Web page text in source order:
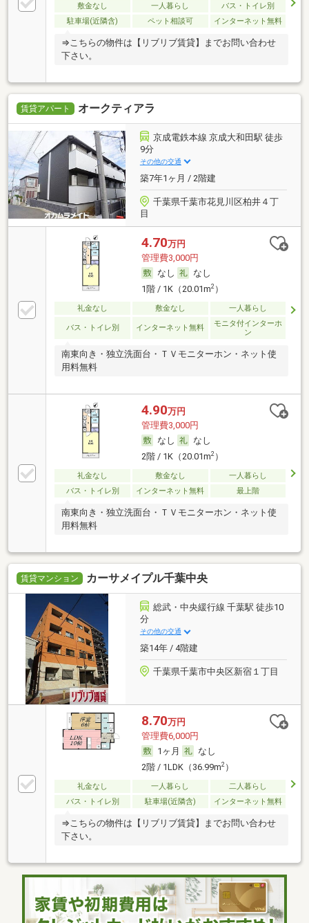
敷金なし 一人暮らし
バス・トイレ別
駐車場(近隣含)
ペット相談可 インターネット無料
⇒こちらの物件は【リブリブ賃貸】までお問い合わせ
下さい。
賃貸アパート オークティアラ
京成電鉄本線 京成大和田駅 徒歩
9分
その他の交通
築7年1ヶ月 / 2階建
千葉県千葉市花見川区柏井４丁
目
4.70万円
管理費3,000円
なし
なし
1階 / 1K（20.01m2）
礼金なし 敷金なし 一人暮らし
バス・トイレ別 インターネット無料
モニタ付インターホ
ン
南東向き・独立洗面台・ＴＶモニターホン・ネット使
用料無料
4.90万円
管理費3,000円
なし
なし
2階 / 1K（20.01m2）
礼金なし 敷金なし
一人暮らし
バス・トイレ別
インターネット無料 最上階
南東向き・独立洗面台・ＴＶモニターホン・ネット使
用料無料
賃貸マンション カーサメイプル千葉中央
総武・中央緩行線 千葉駅 徒歩10
分
その他の交通
築14年 / 4階建
千葉県千葉市中央区新宿１丁目
8.70万円
管理費6,000円
1ヶ月
なし
2階 / 1LDK（36.99m2）
礼金なし 一人暮らし
二人暮らし
バス・トイレ別
駐車場(近隣含) インターネット無料
⇒こちらの物件は【リブリブ賃貸】までお問い合わせ
下さい。